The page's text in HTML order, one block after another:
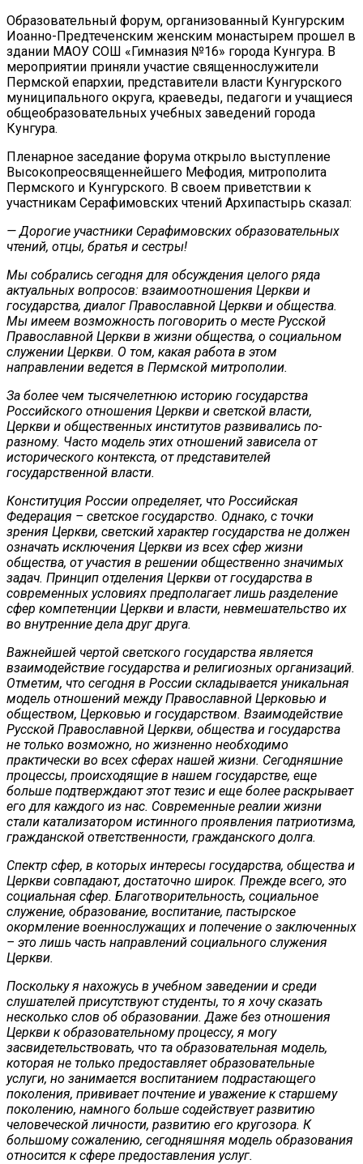
Образовательный форум, организованный Кунгурским
Иоанно-Предтеченским женским монастырем прошел в
здании МАОУ СОШ «Гимназия №16» города Кунгура. В
мероприятии приняли участие священнослужители
Пермской епархии, представители власти Кунгурского
муниципального округа, краеведы, педагоги и учащиеся
общеобразовательных учебных заведений города
Кунгура.
Пленарное заседание форума открыло выступление
Высокопреосвященнейшего Мефодия, митрополита
Пермского и Кунгурского. В своем приветствии к
участникам Серафимовских чтений Архипастырь сказал:
— Дорогие участники Серафимовских образовательных
чтений, отцы, братья и сестры!
Мы собрались сегодня для обсуждения целого ряда
актуальных вопросов: взаимоотношения Церкви и
государства, диалог Православной Церкви и общества.
Мы имеем возможность поговорить о месте Русской
Православной Церкви в жизни общества, о социальном
служении Церкви. О том, какая работа в этом
направлении ведется в Пермской митрополии.
За более чем тысячелетнюю историю государства
Российского отношения Церкви и светской власти,
Церкви и общественных институтов развивались по-
разному. Часто модель этих отношений зависела от
исторического контекста, от представителей
государственной власти.
Конституция России определяет, что Российская
Федерация – светское государство. Однако, с точки
зрения Церкви, светский характер государства не должен
означать исключения Церкви из всех сфер жизни
общества, от участия в решении общественно значимых
задач. Принцип отделения Церкви от государства в
современных условиях предполагает лишь разделение
сфер компетенции Церкви и власти, невмешательство их
во внутренние дела друг друга.
Важнейшей чертой светского государства является
взаимодействие государства и религиозных организаций.
Отметим, что сегодня в России складывается уникальная
модель отношений между Православной Церковью и
обществом, Церковью и государством. Взаимодействие
Русской Православной Церкви, общества и государства
не только возможно, но жизненно необходимо
практически во всех сферах нашей жизни. Сегодняшние
процессы, происходящие в нашем государстве, еще
больше подтверждают этот тезис и еще более раскрывает
его для каждого из нас. Современные реалии жизни
стали катализатором истинного проявления патриотизма,
гражданской ответственности, гражданского долга.
Спектр сфер, в которых интересы государства, общества и
Церкви совпадают, достаточно широк. Прежде всего, это
социальная сфер. Благотворительность, социальное
служение, образование, воспитание, пастырское
окормление военнослужащих и попечение о заключенных
– это лишь часть направлений социального служения
Церкви.
Поскольку я нахожусь в учебном заведении и среди
слушателей присутствуют студенты, то я хочу сказать
несколько слов об образовании. Даже без отношения
Церкви к образовательному процессу, я могу
засвидетельствовать, что та образовательная модель,
которая не только предоставляет образовательные
услуги, но занимается воспитанием подрастающего
поколения, прививает почтение и уважение к старшему
поколению, намного больше содействует развитию
человеческой личности, развитию его кругозора. К
большому сожалению, сегодняшняя модель образования
относится к сфере предоставления услуг.